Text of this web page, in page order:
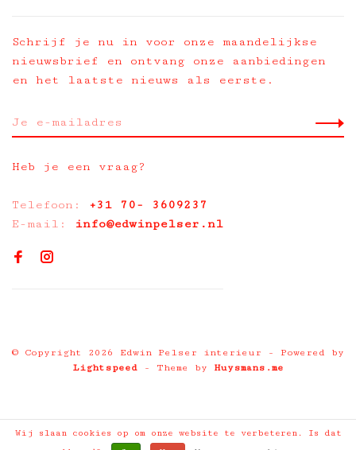
Schrijf je nu in voor onze maandelijkse
nieuwsbrief en ontvang onze aanbiedingen
en het laatste nieuws als eerste.
Heb je een vraag?
Telefoon: +31 70- 3609237
E-mail:
info@edwinpelser.nl
© Copyright 2026 Edwin Pelser interieur
- Powered by
Lightspeed- Theme by Huysmans.me
Wij slaan cookies op om onze website te verbeteren. Is dat